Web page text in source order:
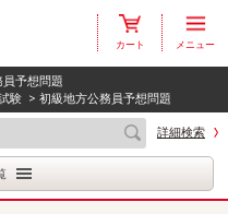
カート メニュー
予想問題
験 > 初級地方公務員予想問題
詳細検索